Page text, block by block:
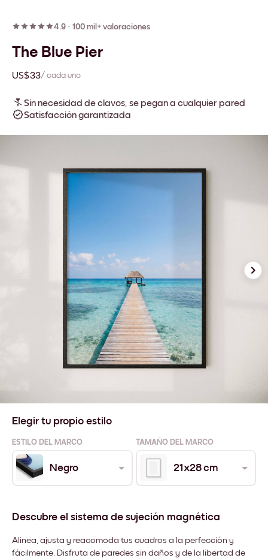
4.9 · 100 mil+ valoraciones
The Blue Pier
US$33/ cada uno
Sin necesidad de clavos, se pegan a cualquier pared
Satisfacción garantizada
Elegir tu propio estilo
ESTILO DEL MARCO TAMAÑO DEL MARCO
Negro 21x28 cm
Descubre el sistema de sujeción magnética
Alinea, ajusta y reacomoda tus cuadros a la perfección y
fácilmente. Disfruta de paredes sin daños y de la libertad de